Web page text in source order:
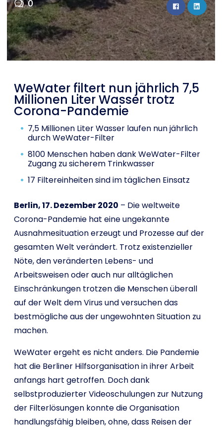
Shop
English
0
WeWater filtert nun jährlich 7,5
Millionen Liter Wasser trotz
Corona-Pandemie
7,5 Millionen Liter Wasser laufen nun jährlich
durch WeWater-Filter
8100 Menschen haben dank WeWater-Filter
Zugang zu sicherem Trinkwasser
17 Filtereinheiten sind im täglichen Einsatz
Berlin, 17. Dezember 2020 – Die weltweite
Corona-Pandemie hat eine ungekannte
Ausnahmesituation erzeugt und Prozesse auf der
gesamten Welt verändert. Trotz existenzieller
Nöte, den veränderten Lebens- und
Arbeitsweisen oder auch nur alltäglichen
Einschränkungen trotzen die Menschen überall
auf der Welt dem Virus und versuchen das
bestmögliche aus der ungewohnten Situation zu
machen.
WeWater ergeht es nicht anders. Die Pandemie
hat die Berliner Hilfsorganisation in ihrer Arbeit
anfangs hart getroffen. Doch dank
selbstproduzierter Videoschulungen zur Nutzung
der Filterlösungen konnte die Organisation
handlungsfähig bleiben, ohne, dass Reisen der